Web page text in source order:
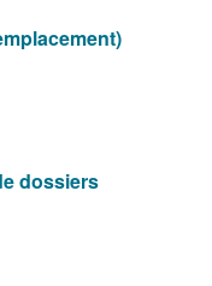
dossiers